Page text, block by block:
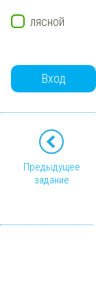
лясной
Вход
Предыдущее
задание